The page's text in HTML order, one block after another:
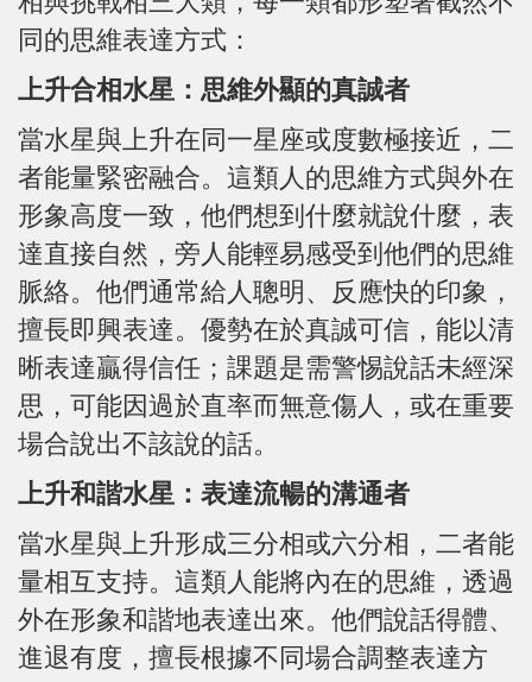
同的思維表達方式：
上升合相水星：思維外顯的真誠者
當水星與上升在同一星座或度數極接近，二
者能量緊密融合。這類人的思維方式與外在
形象高度一致，他們想到什麼就說什麼，表
達直接自然，旁人能輕易感受到他們的思維
脈絡。他們通常給人聰明、反應快的印象，
擅長即興表達。優勢在於真誠可信，能以清
晰表達贏得信任；課題是需警惕說話未經深
思，可能因過於直率而無意傷人，或在重要
場合說出不該說的話。
上升和諧水星：表達流暢的溝通者
當水星與上升形成三分相或六分相，二者能
量相互支持。這類人能將內在的思維，透過
外在形象和諧地表達出來。他們說話得體、
進退有度，擅長根據不同場合調整表達方